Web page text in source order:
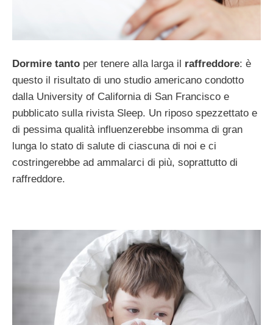
Dormire tanto per tenere alla larga il raffreddore: è
questo il risultato di uno studio americano condotto
dalla University of California di San Francisco e
pubblicato sulla rivista Sleep. Un riposo spezzettato e
di pessima qualità influenzerebbe insomma di gran
lunga lo stato di salute di ciascuna di noi e ci
costringerebbe ad ammalarci di più, soprattutto di
raffreddore.